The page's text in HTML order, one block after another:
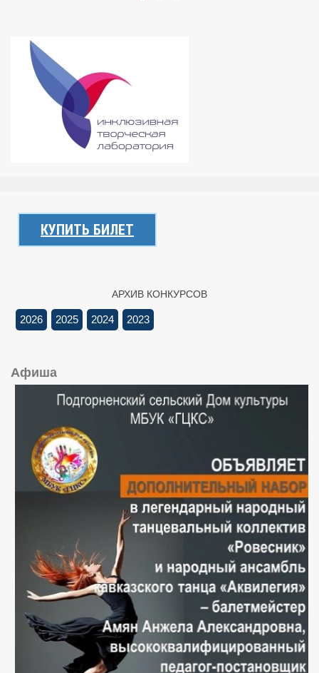
КУПИТЬ БИЛЕТ
АРХИВ КОНКУРСОВ
2026 2025 2024 2023
Афиша